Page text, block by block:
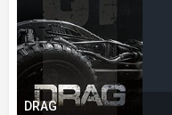
DRAG